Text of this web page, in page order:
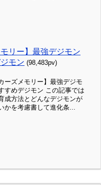
リー】最強デジモン
モン (98,483pv)
ーズメモリー】最強デジモ
すめデジモン この記事では
成方法とどんなデジモンが
かを考慮書して進化条...